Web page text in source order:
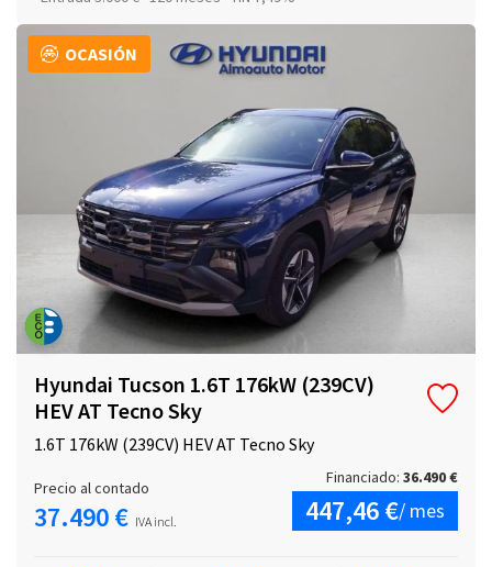
OCASIÓN
Hyundai Tucson 1.6T 176kW (239CV)
HEV AT Tecno Sky
1.6T 176kW (239CV) HEV AT Tecno Sky
Precio al contado
37.490 € IVA incl.
Financiado: 36.490 €
447,46 €/ mes